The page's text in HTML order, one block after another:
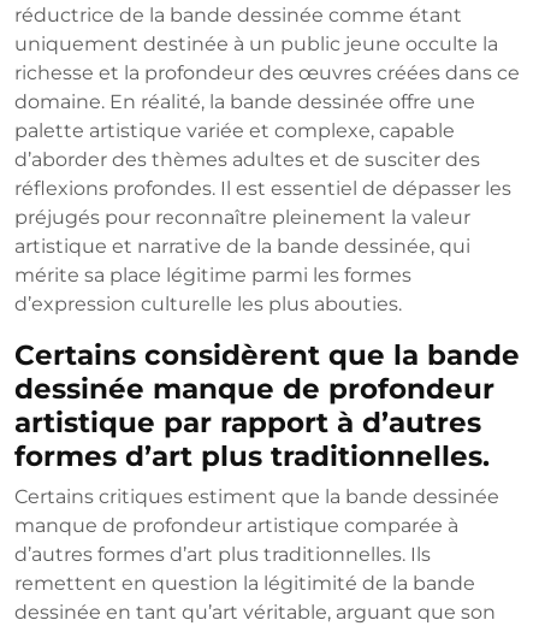
réductrice de la bande dessinée comme étant
uniquement destinée à un public jeune occulte la
richesse et la profondeur des œuvres créées dans ce
domaine. En réalité, la bande dessinée offre une
palette artistique variée et complexe, capable
d’aborder des thèmes adultes et de susciter des
réflexions profondes. Il est essentiel de dépasser les
préjugés pour reconnaître pleinement la valeur
artistique et narrative de la bande dessinée, qui
mérite sa place légitime parmi les formes
d’expression culturelle les plus abouties.
Certains considèrent que la bande
dessinée manque de profondeur
artistique par rapport à d’autres
formes d’art plus traditionnelles.
Certains critiques estiment que la bande dessinée
manque de profondeur artistique comparée à
d’autres formes d’art plus traditionnelles. Ils
remettent en question la légitimité de la bande
dessinée en tant qu’art véritable, arguant que son